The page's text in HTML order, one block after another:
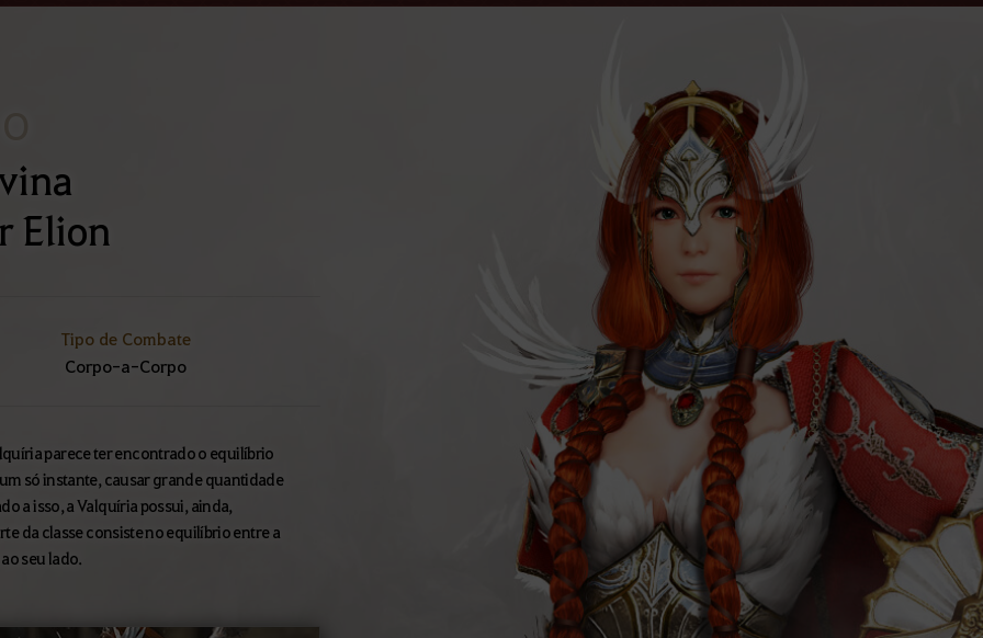
Elion
Tipo de Combate
Corpo-a-Corpo
parece ter encontrado o equilíbrio
só instante, causar grande quantidade
a isso, a Valquíria possui, ainda,
da classe consiste no equilíbrio entre a
seu lado.